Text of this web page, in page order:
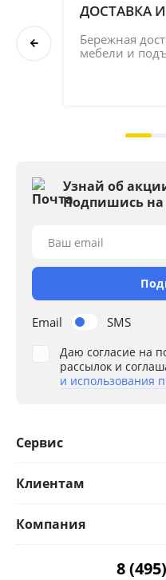
ДОСТАВКА
Бережная
мебели и
Узнай об
Подпишись на
Email SMS
Ваш email
Даю согласие на
рассылок и
и использования
Сервис
Клиентам
Компания
8